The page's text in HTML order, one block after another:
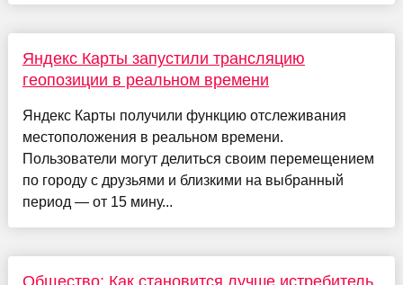
Яндекс Карты запустили трансляцию
геопозиции в реальном времени
Яндекс Карты получили функцию отслеживания
местоположения в реальном времени.
Пользователи могут делиться своим перемещением
по городу с друзьями и близкими на выбранный
период — от 15 мину...